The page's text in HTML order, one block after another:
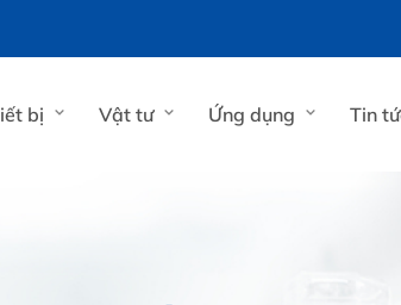
bị Vật tư Ứng dụng Tin